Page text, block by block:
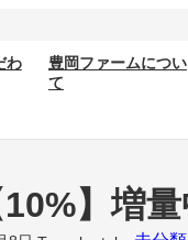
わ
豊岡ファームについ
て
】増量